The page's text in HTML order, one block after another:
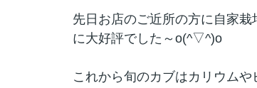
先日お店のご近所の方に自家
に大好評でした～o(^▽^)o
これから旬のカブはカリウム